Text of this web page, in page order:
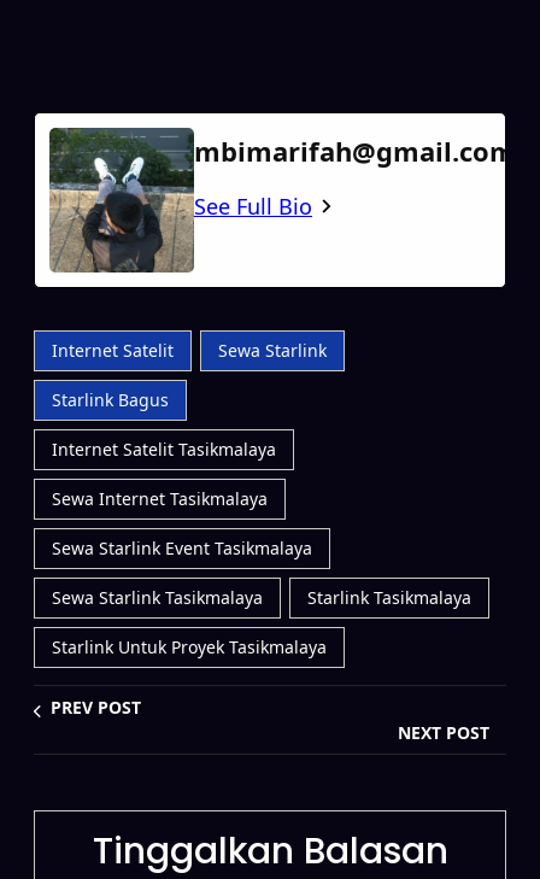
mbimarifah@gmail.com
See Full Bio
Internet Satelit Sewa Starlink
Starlink Bagus
Internet Satelit Tasikmalaya
Sewa Internet Tasikmalaya
Sewa Starlink Event Tasikmalaya
Sewa Starlink Tasikmalaya Starlink Tasikmalaya
Starlink Untuk Proyek Tasikmalaya
PREV POST
NEXT POST
Tinggalkan Balasan